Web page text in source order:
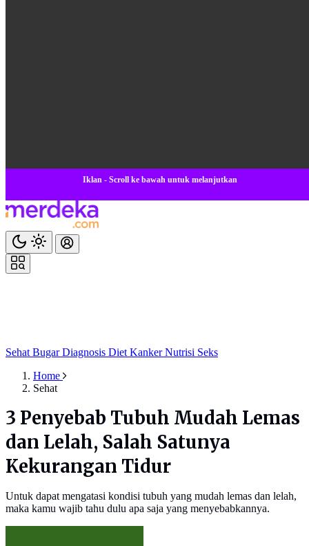
Iklan - Scroll ke bawah untuk melanjutkan
Sehat BugarDiagnosis Diet KankerNutrisi Seks
Home
Sehat
3 Penyebab Tubuh Mudah Lemas
dan Lelah, Salah Satunya
Kekurangan Tidur
Untuk dapat mengatasi kondisi tubuh yang mudah lemas dan lelah,
maka kamu wajib tahu dulu apa saja yang menyebabkannya.